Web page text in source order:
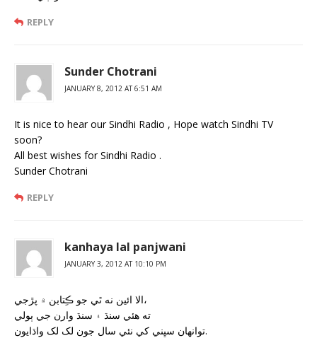
REPLY
Sunder Chotrani
JANUARY 8, 2012 AT 6:51 AM
It is nice to hear our Sindhi Radio , Hope watch Sindhi TV
soon?
All best wishes for Sindhi Radio .
Sunder Chotrani
REPLY
kanhaya lal panjwani
JANUARY 3, 2012 AT 10:10 PM
الا ائين نه ٿي جو ڪِتابن ۾ پڙجي،
ته ھئي سنڌ ۽ سنڌ وارن جي ٻولي
توانھان سڀني کي نئي سال جون لک لک واڌايون.